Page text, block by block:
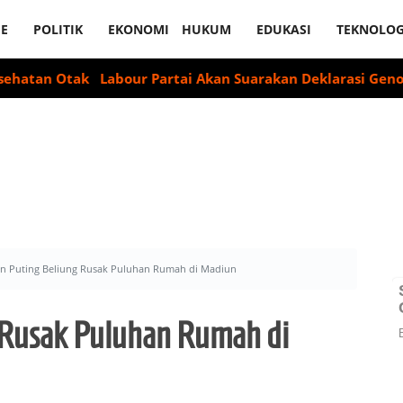
POLITIK EKONOMI HUKUM EDUKASI
Labour Partai Akan Suarakan Deklarasi Genosida
Puting Beliung Rusak Puluhan Rumah di Madiun
Puluhan Rumah di